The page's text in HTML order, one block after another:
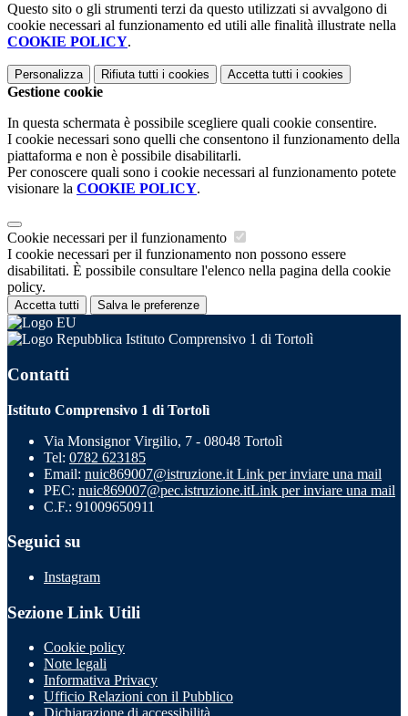
Questo sito o gli strumenti terzi da questo utilizzati si avvalgono di
cookie necessari al funzionamento ed utili alle finalità illustrate nella
COOKIE POLICY.
Personalizza Rifiuta tutti i cookies Accetta tutti i cookies
Gestione cookie
In questa schermata è possibile scegliere quali cookie consentire.
I cookie necessari sono quelli che consentono il funzionamento della
piattaforma e non è possibile disabilitarli.
Per conoscere quali sono i cookie necessari al funzionamento potete
visionare la COOKIE POLICY.
Cookie necessari per il funzionamento
I cookie necessari per il funzionamento non possono essere
disabilitati. È possibile consultare l'elenco nella pagina della cookie
policy.
Accetta tutti Salva le preferenze
Istituto Comprensivo 1 di Tortolì
Contatti
Istituto Comprensivo 1 di Tortolì
Via Monsignor Virgilio, 7 - 08048 Tortolì
Tel: 0782 623185
Email: nuic869007@istruzione.it Link per inviare una mail
PEC: nuic869007@pec.istruzione.itLink per inviare una mail
C.F.: 91009650911
Seguici su
Instagram
Sezione Link Utili
Cookie policy
Note legali
Informativa Privacy
Ufficio Relazioni con il Pubblico